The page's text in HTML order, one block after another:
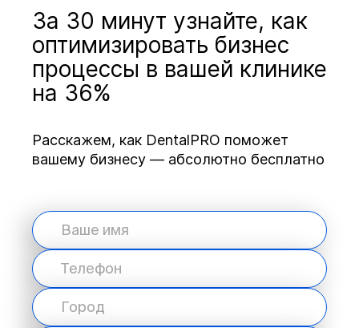
За 30 минут узнайте, как
оптимизировать бизнес
процессы в вашей клинике
на 36%
Расскажем, как DentalPRO поможет
вашему бизнесу — абсолютно бесплатно